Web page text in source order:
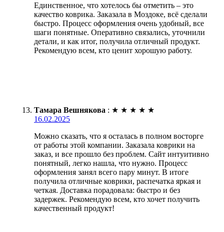
Единственное, что хотелось бы отметить – это
качество коврика. Заказала в Моздоке, всё сделали
быстро. Процесс оформления очень удобный, все
шаги понятные. Оперативно связались, уточнили
детали, и как итог, получила отличный продукт.
Рекомендую всем, кто ценит хорошую работу.
Тамара Вешнякова : ★ ★ ★ ★ ★
16.02.2025
Можно сказать, что я осталась в полном восторге
от работы этой компании. Заказала коврики на
заказ, и все прошло без проблем. Сайт интуитивно
понятный, легко нашла, что нужно. Процесс
оформления занял всего пару минут. В итоге
получила отличные коврики, распечатка яркая и
четкая. Доставка порадовала: быстро и без
задержек. Рекомендую всем, кто хочет получить
качественный продукт!